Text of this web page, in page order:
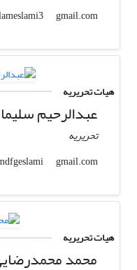
kalameslami3
gmail.com
هیات تحریریه
عبدالرحیم
تحریریه
kalamdfgeslami
gmail.com
هیات تحریریه
محمد